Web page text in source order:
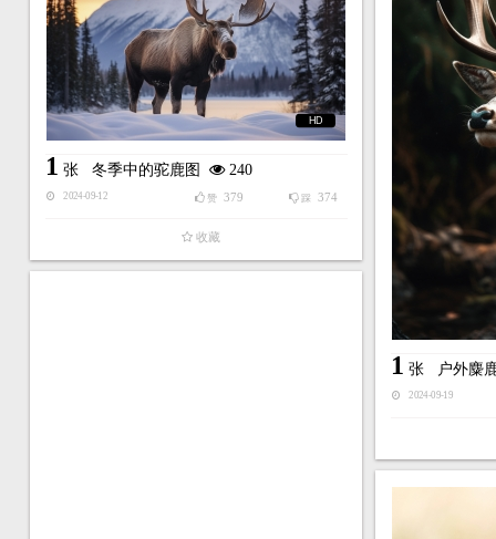
1 张 户外麋
2024-09-19
HD
1 张 冬季中的驼鹿图 240
2024-09-12 踩 374
赞 379
收藏